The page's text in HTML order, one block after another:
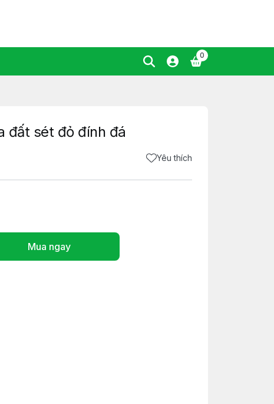
0
đất sét đỏ đính đá
Yêu thích
Mua ngay